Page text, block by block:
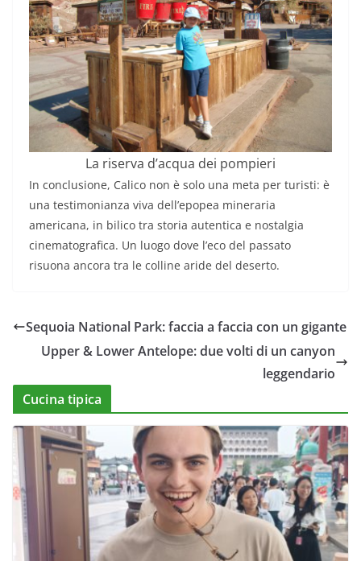
La riserva d’acqua dei pompieri
In conclusione, Calico non è solo una meta per turisti: è
una testimonianza viva dell’epopea mineraria
americana, in bilico tra storia autentica e nostalgia
cinematografica. Un luogo dove l’eco del passato
risuona ancora tra le colline aride del deserto.
Sequoia National Park: faccia a faccia con un gigante
Upper & Lower Antelope: due volti di un canyon
leggendario
Cucina tipica